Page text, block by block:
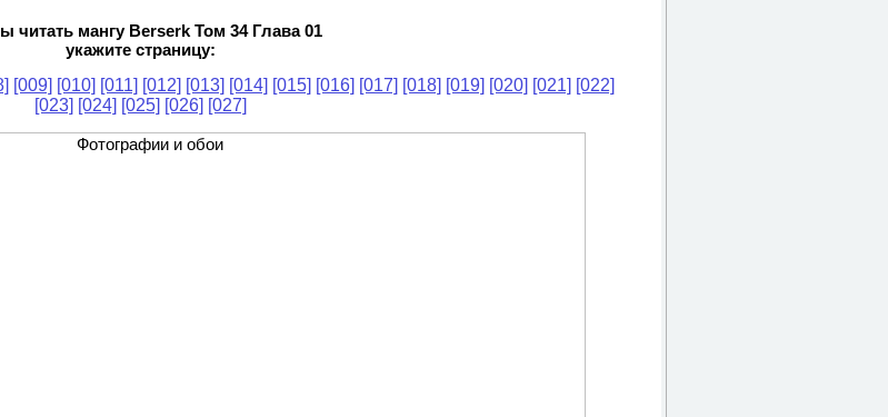
читать мангу Berserk Том 34 Глава 01
укажите страницу:
[009] [010] [011] [012] [013] [014] [015] [016] [017] [018] [019] [020] [021] [022]
[023] [024] [025] [026] [027]